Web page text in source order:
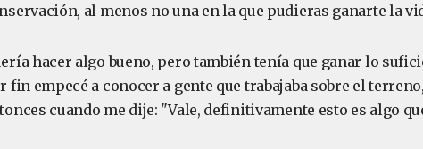
al menos no una en la que pudieras ganarte la
hacer algo bueno, pero también tenía que ganar lo
fin empecé a conocer a gente que trabajaba sobre el
cuando me dije: "Vale, definitivamente esto es algo